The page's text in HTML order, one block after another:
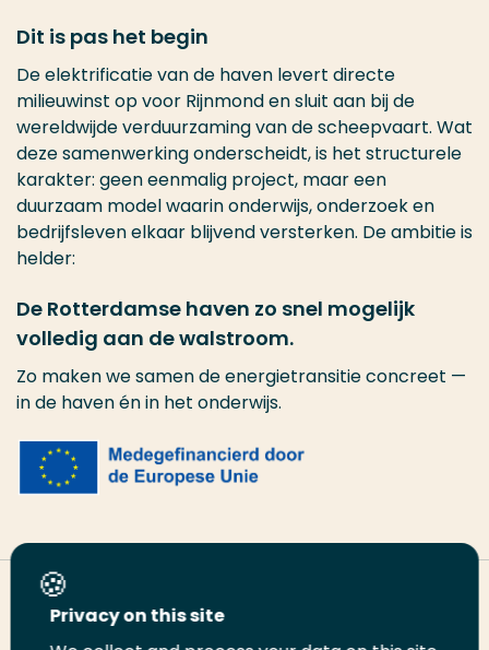
Dit is pas het begin
De elektrificatie van de haven levert directe
milieuwinst op voor Rijnmond en sluit aan bij de
wereldwijde verduurzaming van de scheepvaart. Wat
deze samenwerking onderscheidt, is het structurele
karakter: geen eenmalig project, maar een
duurzaam model waarin onderwijs, onderzoek en
bedrijfsleven elkaar blijvend versterken. De ambitie is
helder:
De Rotterdamse haven zo snel mogelijk
volledig aan de walstroom.
Zo maken we samen de energietransitie concreet —
in de haven én in het onderwijs.
Deel deze pagina
Privacy on this site